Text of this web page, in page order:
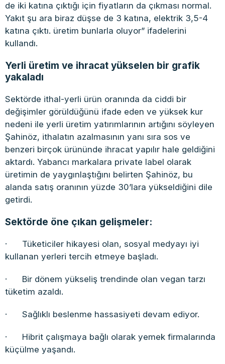
de iki katına çıktığı için fiyatların da çıkması normal.
Yakıt şu ara biraz düşse de 3 katına, elektrik 3,5-4
katına çıktı. üretim bunlarla oluyor” ifadelerini
kullandı.
Yerli üretim ve ihracat yükselen bir grafik
yakaladı
Sektörde ithal-yerli ürün oranında da ciddi bir
değişimler görüldüğünü ifade eden ve yüksek kur
nedeni ile yerli üretim yatırımlarının artığını söyleyen
Şahinöz, ithalatın azalmasının yanı sıra sos ve
benzeri birçok ürününde ihracat yapılır hale geldiğini
aktardı. Yabancı markalara private label olarak
üretimin de yaygınlaştığını belirten Şahinöz, bu
alanda satış oranının yüzde 30’lara yükseldiğini dile
getirdi.
Sektörde öne çıkan gelişmeler:
· Tüketiciler hikayesi olan, sosyal medyayı iyi
kullanan yerleri tercih etmeye başladı.
· Bir dönem yükseliş trendinde olan vegan tarzı
tüketim azaldı.
· Sağlıklı beslenme hassasiyeti devam ediyor.
· Hibrit çalışmaya bağlı olarak yemek firmalarında
küçülme yaşandı.